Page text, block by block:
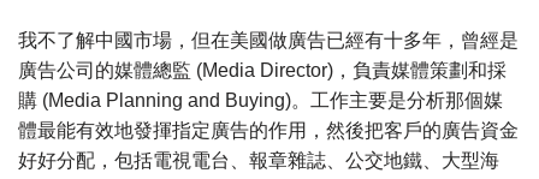
我不了解中國市場，但在美國做廣告已經有十多年，曾經是
廣告公司的媒體總監 (Media Director)，負責媒體策劃和採
購 (Media Planning and Buying)。工作主要是分析那個媒
體最能有效地發揮指定廣告的作用，然後把客戶的廣告資金
好好分配，包括電視電台、報章雜誌、公交地鐵、大型海